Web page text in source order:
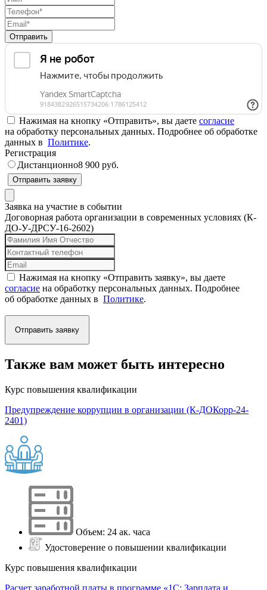
Отправить
Нажимая на кнопку «Отправить», вы даете согласие
на обработку персональных данных. Подробнее об обработке
данных в Политике.
Регистрация
Дистанционно8 900 руб.
Отправить заявку
Заявка на участие в событии
Договорная работа организации в современных условиях (К-
ДО-У-ДРСУ-16-2602)
Нажимая на кнопку «Отправить заявку», вы даете
согласие на обработку персональных данных. Подробнее
об обработке данных в Политике.
Отправить заявку
Также вам может быть интересно
Курс повышения квалификации
Предупреждение коррупции в организации (К-ДОКорр-24-
2401)
Объем: 24 ак. часа
Удостоверение о повышении квалификации
Курс повышения квалификации
Расчет заработной платы в программе «1С: Зарплата и